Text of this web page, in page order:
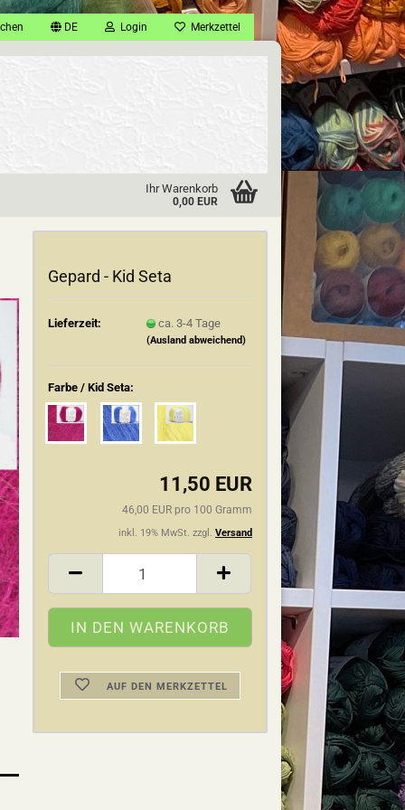
DE Login Merkzettel
Ihr Warenkorb
0,00 EUR
Gepard - Kid Seta
Lieferzeit: ca. 3-4 Tage
(Ausland abweichend)
Farbe / Kid Seta:
11,50 EUR
46,00 EUR pro 100 Gramm
inkl. 19% MwSt. zzgl. Versand
AUF DEN MERKZETTEL